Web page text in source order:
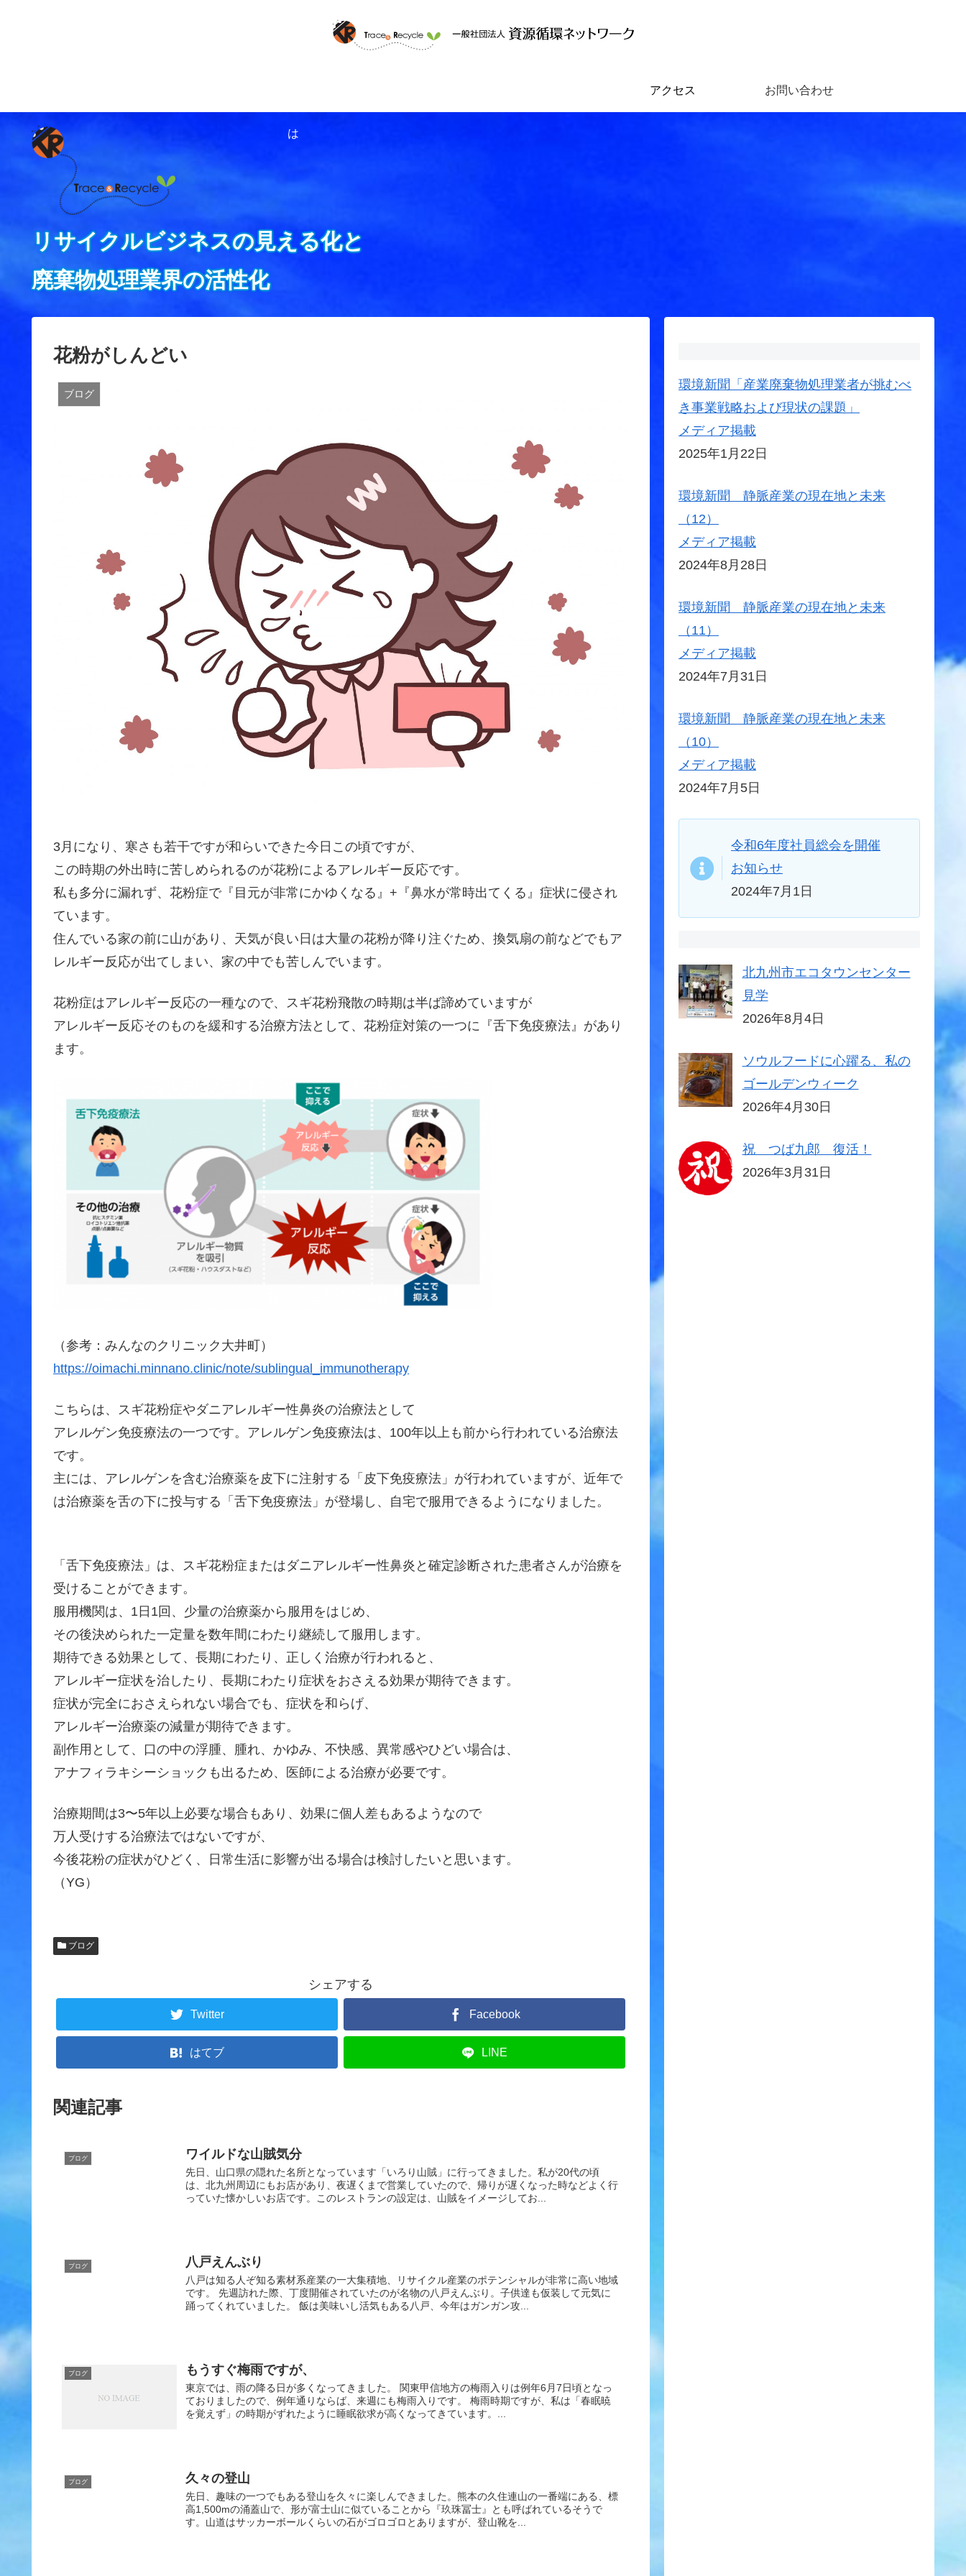
は
アクセス お問い合わせ
リサイクルビジネスの見える化と
廃棄物処理業界の活性化
花粉がしんどい
ブログ
3月になり、寒さも若干ですが和らいできた今日この頃ですが、
この時期の外出時に苦しめられるのが花粉によるアレルギー反応です。
私も多分に漏れず、花粉症で『目元が非常にかゆくなる』+『鼻水が常時出てくる』症状に侵され
ています。
住んでいる家の前に山があり、天気が良い日は大量の花粉が降り注ぐため、換気扇の前などでもア
レルギー反応が出てしまい、家の中でも苦しんでいます。
花粉症はアレルギー反応の一種なので、スギ花粉飛散の時期は半ば諦めていますが
アレルギー反応そのものを緩和する治療方法として、花粉症対策の一つに『舌下免疫療法』があり
ます。
（参考：みんなのクリニック大井町）
https://oimachi.minnano.clinic/note/sublingual_immunotherapy
こちらは、スギ花粉症やダニアレルギー性鼻炎の治療法として
アレルゲン免疫療法の一つです。アレルゲン免疫療法は、100年以上も前から行われている治療法
です。
主には、アレルゲンを含む治療薬を皮下に注射する「皮下免疫療法」が行われていますが、近年で
は治療薬を舌の下に投与する「舌下免疫療法」が登場し、自宅で服用できるようになりました。
「舌下免疫療法」は、スギ花粉症またはダニアレルギー性鼻炎と確定診断された患者さんが治療を
受けることができます。
服用機関は、1日1回、少量の治療薬から服用をはじめ、
その後決められた一定量を数年間にわたり継続して服用します。
期待できる効果として、長期にわたり、正しく治療が行われると、
アレルギー症状を治したり、長期にわたり症状をおさえる効果が期待できます。
症状が完全におさえられない場合でも、症状を和らげ、
アレルギー治療薬の減量が期待できます。
副作用として、口の中の浮腫、腫れ、かゆみ、不快感、異常感やひどい場合は、
アナフィラキシーショックも出るため、医師による治療が必要です。
治療期間は3〜5年以上必要な場合もあり、効果に個人差もあるようなので
万人受けする治療法ではないですが、
今後花粉の症状がひどく、日常生活に影響が出る場合は検討したいと思います。
（YG）
ブログ
シェアする
Twitter Facebook
はてブ LINE
関連記事
ブログ ワイルドな山賊気分
先日、山口県の隠れた名所となっています「いろり山賊」に行ってきました。私が20代の頃
は、北九州周辺にもお店があり、夜遅くまで営業していたので、帰りが遅くなった時などよく行
っていた懐かしいお店です。このレストランの設定は、山賊をイメージしてお...
ブログ 八戸えんぶり
八戸は知る人ぞ知る素材系産業の一大集積地、リサイクル産業のポテンシャルが非常に高い地域
です。 先週訪れた際、丁度開催されていたのが名物の八戸えんぶり。子供達も仮装して元気に
踊ってくれていました。 飯は美味いし活気もある八戸、今年はガンガン攻...
ブログ もうすぐ梅雨ですが、
東京では、雨の降る日が多くなってきました。 関東甲信地方の梅雨入りは例年6月7日頃となっ
ておりましたので、例年通りならば、来週にも梅雨入りです。 梅雨時期ですが、私は「春眠暁
を覚えず」の時期がずれたように睡眠欲求が高くなってきています。...
ブログ 久々の登山
先日、趣味の一つでもある登山を久々に楽しんできました。熊本の久住連山の一番端にある、標
高1,500mの涌蓋山で、形が富士山に似ていることから『玖珠冨士』とも呼ばれているそうで
す。山道はサッカーボールくらいの石がゴロゴロとありますが、登山靴を...
環境新聞「産業廃棄物処理業者が挑むべ
き事業戦略および現状の課題」
メディア掲載
2025年1月22日
環境新聞 静脈産業の現在地と未来
（12）
メディア掲載
2024年8月28日
環境新聞 静脈産業の現在地と未来
（11）
メディア掲載
2024年7月31日
環境新聞 静脈産業の現在地と未来
（10）
メディア掲載
2024年7月5日
令和6年度社員総会を開催
お知らせ
2024年7月1日
北九州市エコタウンセンター
見学
2026年8月4日
ソウルフードに心躍る、私の
ゴールデンウィーク
2026年4月30日
祝 つば九郎 復活！
2026年3月31日